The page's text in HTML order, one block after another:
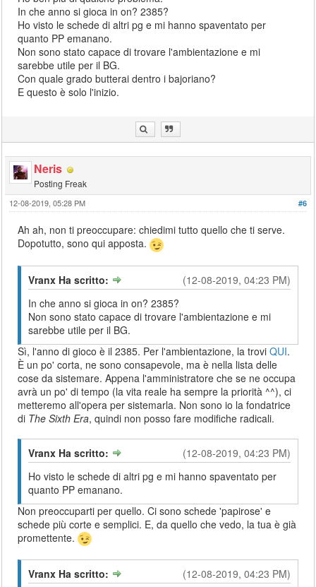
In che anno si gioca in on? 2385?
Ho visto le schede di altri pg e mi hanno spaventato per
quanto PP emanano.
Non sono stato capace di trovare l'ambientazione e mi
sarebbe utile per il BG.
Con quale grado butterai dentro i bajoriano?
E questo è solo l'inizio.
Neris
Posting Freak
#6
12-08-2019, 05:28 PM
Ah ah, non ti preoccupare: chiedimi tutto quello che ti serve.
Dopotutto, sono qui apposta.
(12-08-2019, 04:23 PM)
Vranx Ha scritto:
In che anno si gioca in on? 2385?
Non sono stato capace di trovare l'ambientazione e mi
sarebbe utile per il BG.
Sì, l'anno di gioco è il 2385. Per l'ambientazione, la troviQUI.
È un po' corta, ne sono consapevole, ma è nella lista delle
cose da sistemare. Appena l'amministratore che se ne occupa
avrà un po' di tempo (la vita reale ha sempre la priorità ^^), ci
metteremo all'opera per sistemarla. Non sono io la fondatrice
di The Sixth Era, quindi non posso fare modifiche radicali.
(12-08-2019, 04:23 PM)
Vranx Ha scritto:
Ho visto le schede di altri pg e mi hanno spaventato per
quanto PP emanano.
Non preoccuparti per quello. Ci sono schede 'papirose' e
schede più corte e semplici. E, da quello che vedo, la tua è già
promettente.
(12-08-2019, 04:23 PM)
Vranx Ha scritto: